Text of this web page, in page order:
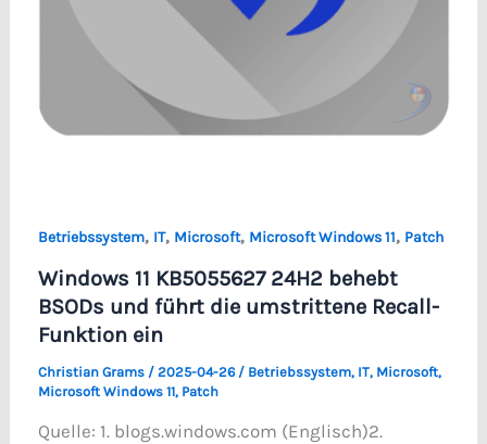
Betriebssystem, IT, Microsoft, Microsoft Windows 11, Patch
Windows 11 KB5055627 24H2 behebt
BSODs und führt die umstrittene Recall-
Funktion ein
Christian Grams / 2025-04-26 / Betriebssystem, IT, Microsoft,
Microsoft Windows 11, Patch
Quelle: 1. blogs.windows.com (Englisch)2.